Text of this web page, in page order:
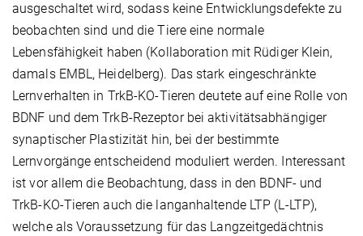
ausgeschaltet wird, sodass keine Entwicklungsdefekte zu
beobachten sind und die Tiere eine normale
Lebensfähigkeit haben (Kollaboration mit Rüdiger Klein,
damals EMBL, Heidelberg). Das stark eingeschränkte
Lernverhalten in TrkB-KO-Tieren deutete auf eine Rolle von
BDNF und dem TrkB-Rezeptor bei aktivitätsabhängiger
synaptischer Plastizität hin, bei der bestimmte
Lernvorgänge entscheidend moduliert werden. Interessant
ist vor allem die Beobachtung, dass in den BDNF- und
TrkB-KO-Tieren auch die langanhaltende LTP (L-LTP),
welche als Voraussetzung für das Langzeitgedächtnis